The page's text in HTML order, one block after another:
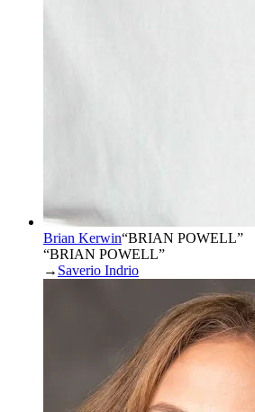
Brian Kerwin“BRIAN POWELL”
“BRIAN POWELL”
→ Saverio Indrio